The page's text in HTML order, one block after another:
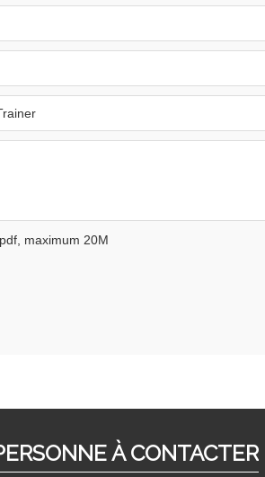
maximum 20M
À CONTACTER